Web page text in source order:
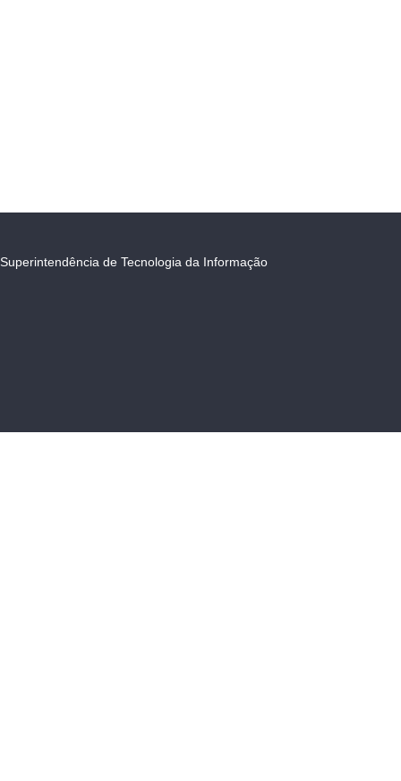
Superintendência de Tecnologia da Informação